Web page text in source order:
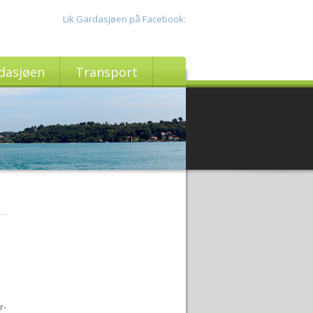
Lik Gardasjøen på Facebook:
Transport